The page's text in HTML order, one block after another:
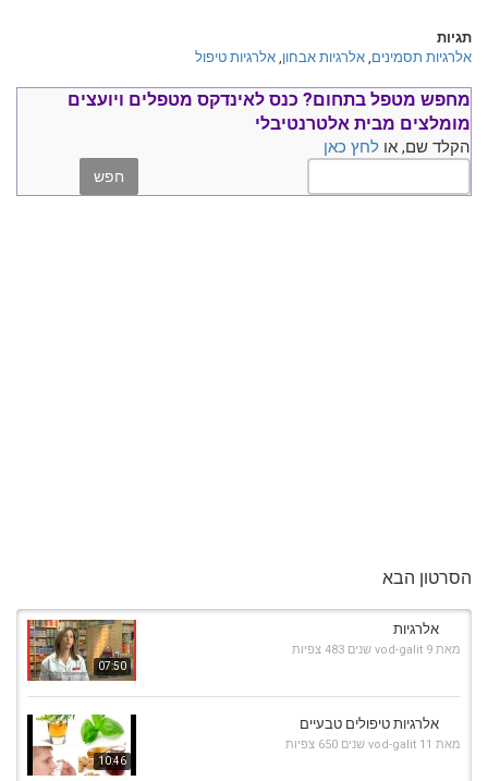
תגיות
אלרגיות תסמינים, אלרגיות אבחון, אלרגיות טיפול
מחפש מטפל בתחום? כנס לאינדקס מטפלים ויועצים
מומלצים מבית אלטרנטיבלי
הקלד שם, או לחץ כאן
הסרטון הבא
07:50
אלרגיות
מאת vod-galit 9 שנים 483 צפיות
10:46
אלרגיות טיפולים טבעיים
מאת vod-galit 11 שנים 650 צפיות